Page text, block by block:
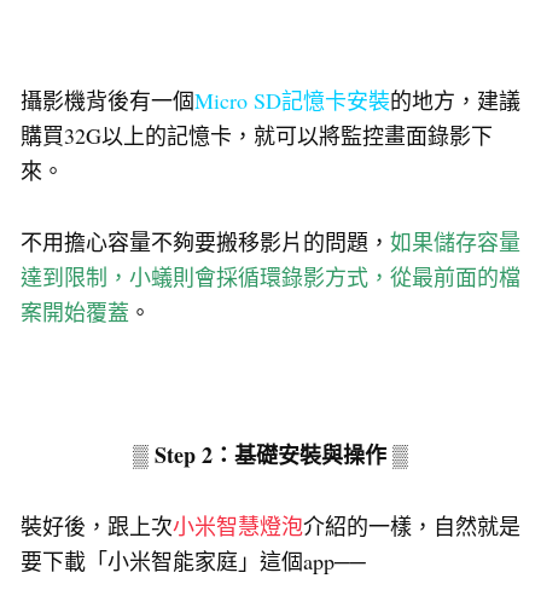
攝影機背後有一個Micro SD記憶卡安裝的地方，建議
購買32G以上的記憶卡，就可以將監控畫面錄影下
來。
不用擔心容量不夠要搬移影片的問題， 如果儲存容量
達到限制，小蟻則會採循環錄影方式，從最前面的檔
案開始覆蓋 。
▒ Step 2：基礎安裝與操作 ▒
裝好後，跟上次小米智慧燈泡介紹的一樣，自然就是
要下載「小米智能家庭」這個app──